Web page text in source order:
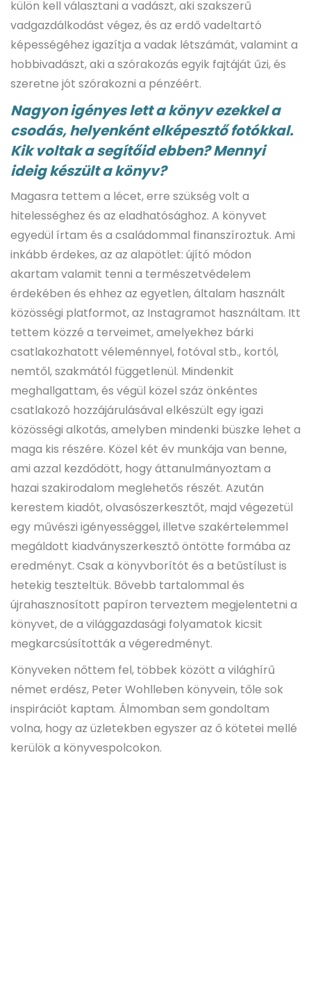
külön kell választani a vadászt, aki szakszerű
vadgazdálkodást végez, és az erdő vadeltartó
képességéhez igazítja a vadak létszámát, valamint a
hobbivadászt, aki a szórakozás egyik fajtáját űzi, és
szeretne jót szórakozni a pénzéért.
Nagyon igényes lett a könyv ezekkel a
csodás, helyenként elképesztő fotókkal.
Kik voltak a segítőid ebben? Mennyi
ideig készült a könyv?
Magasra tettem a lécet, erre szükség volt a
hitelességhez és az eladhatósághoz. A könyvet
egyedül írtam és a családommal finanszíroztuk. Ami
inkább érdekes, az az alapötlet: újító módon
akartam valamit tenni a természetvédelem
érdekében és ehhez az egyetlen, általam használt
közösségi platformot, az Instagramot használtam. Itt
tettem közzé a terveimet, amelyekhez bárki
csatlakozhatott véleménnyel, fotóval stb., kortól,
nemtől, szakmától függetlenül. Mindenkit
meghallgattam, és végül közel száz önkéntes
csatlakozó hozzájárulásával elkészült egy igazi
közösségi alkotás, amelyben mindenki büszke lehet a
maga kis részére. Közel két év munkája van benne,
ami azzal kezdődött, hogy áttanulmányoztam a
hazai szakirodalom meglehetős részét. Azután
kerestem kiadót, olvasószerkesztőt, majd végezetül
egy művészi igényességgel, illetve szakértelemmel
megáldott kiadványszerkesztő öntötte formába az
eredményt. Csak a könyvborítót és a betűstílust is
hetekig teszteltük. Bővebb tartalommal és
újrahasznosított papíron terveztem megjelentetni a
könyvet, de a világgazdasági folyamatok kicsit
megkarcsúsították a végeredményt.
Könyveken nőttem fel, többek között a világhírű
német erdész, Peter Wohlleben könyvein, tőle sok
inspirációt kaptam. Álmomban sem gondoltam
volna, hogy az üzletekben egyszer az ő kötetei mellé
kerülök a könyvespolcokon.